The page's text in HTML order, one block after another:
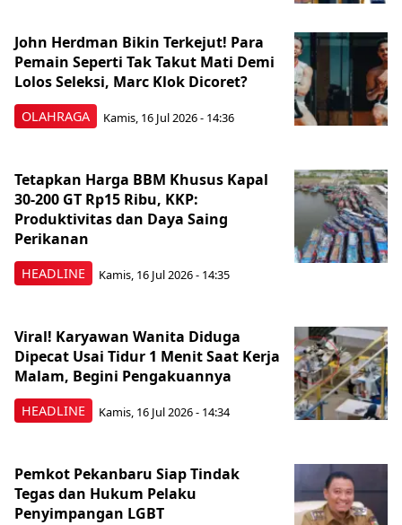
OLAHRAGA
John Herdman Bikin Terkejut! Para
Pemain Seperti Tak Takut Mati Demi
Lolos Seleksi, Marc Klok Dicoret?
Kamis, 16 Jul 2026 - 14:36
HEADLINE
Tetapkan Harga BBM Khusus Kapal
30-200 GT Rp15 Ribu, KKP:
Produktivitas dan Daya Saing
Perikanan
Kamis, 16 Jul 2026 - 14:35
HEADLINE
Viral! Karyawan Wanita Diduga
Dipecat Usai Tidur 1 Menit Saat Kerja
Malam, Begini Pengakuannya
Kamis, 16 Jul 2026 - 14:34
Pemkot Pekanbaru Siap Tindak
Tegas dan Hukum Pelaku
Penyimpangan LGBT